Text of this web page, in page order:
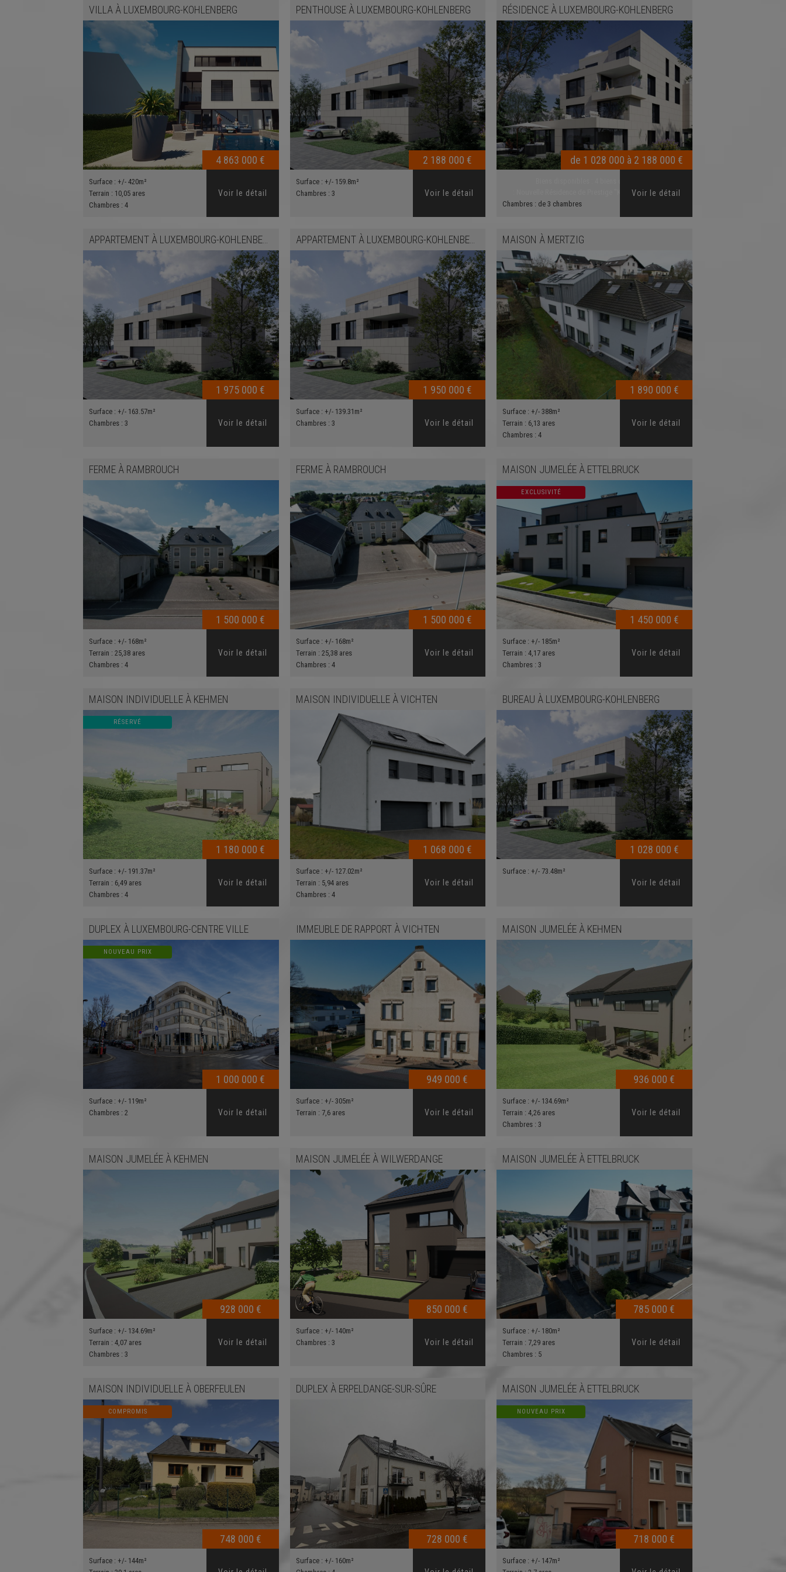
VILLA À LUXEMBOURG-KOHLENBERG
Surface : +/- 420m²
Terrain : 10,05 ares
Chambres : 4
4 863 000 €
Voir le détail
PENTHOUSEÀ LUXEMBOURG-KOHLENBERG
Surface : +/- 159.8m²
Chambres : 3
2 188 000 €
Voir le détail
RÉSIDENCE À LUXEMBOURG-KOHLENBERG
Nouvelle Résidence de Prestige "K135" à CESSANG...
Chambres : de 3 chambres
de 1 028 000 à 2 188 000 €
Voir le détail
APPARTEMENT À LUXEMBOURG-KOHLENBERG
Surface : +/- 163.57m²
Chambres : 3
1 975 000 €
Voir le détail
APPARTEMENTÀ LUXEMBOURG-KOHLENBERG
Surface : +/- 139.31m²
Chambres : 3
1 950 000 €
Voir le détail
MAISON À MERTZIG
Surface : +/- 388m²
Terrain : 6,13 ares
Chambres :4
1 890 000 €
Voir le détail
FERME À RAMBROUCH
Surface : +/- 168m²
Terrain : 25,38 ares
Chambres : 4
1 500 000 €
Voir le détail
FERMEÀ RAMBROUCH
Surface : +/- 168m²
Terrain : 25,38 ares
Chambres : 4
1 500 000 €
Voir le détail
MAISON JUMELÉE À ETTELBRUCK
EXCLUSIVITÉ
Surface : +/- 185m²
Terrain :4,17 ares
Chambres :3
1 450 000 €
Voir le détail
MAISON INDIVIDUELLE À KEHMEN
RÉSERVÉ
Surface : +/- 191.37m²
Terrain : 6,49 ares
Chambres : 4
1 180 000 €
Voir le détail
MAISON INDIVIDUELLEÀVICHTEN
Surface : +/- 127.02m²
Terrain : 5,94 ares
Chambres : 4
1 068 000 €
Voir le détail
BUREAU À LUXEMBOURG-KOHLENBERG
Surface : +/- 73.48m²
1 028 000 €
Voir le détail
DUPLEX À LUXEMBOURG-CENTRE VILLE
NOUVEAU PRIX
Surface : +/- 119m²
Chambres : 2
1 000 000 €
Voir le détail
IMMEUBLE DE RAPPORTÀVICHTEN
Surface : +/- 305m²
Terrain : 7,6 ares
949 000 €
Voir le détail
MAISON JUMELÉE À KEHMEN
Surface : +/- 134.69m²
Terrain :4,26 ares
Chambres :3
936 000 €
Voir le détail
MAISON JUMELÉE À KEHMEN
Surface : +/- 134.69m²
Terrain : 4,07 ares
Chambres : 3
928 000 €
Voir le détail
MAISON JUMELÉEÀWILWERDANGE
Surface : +/- 140m²
Chambres : 3
850 000 €
Voir le détail
MAISON JUMELÉE À ETTELBRUCK
Surface : +/- 180m²
Terrain :7,29 ares
Chambres : 5
785 000 €
Voir le détail
MAISON INDIVIDUELLE À OBERFEULEN
COMPROMIS
Surface : +/- 144m²
748 000 €
DUPLEX À ERPELDANGE-SUR-SÛRE
Surface : +/- 160m²
728 000 €
MAISON JUMELÉE À ETTELBRUCK
NOUVEAU PRIX
Surface : +/- 147m²
718 000 €